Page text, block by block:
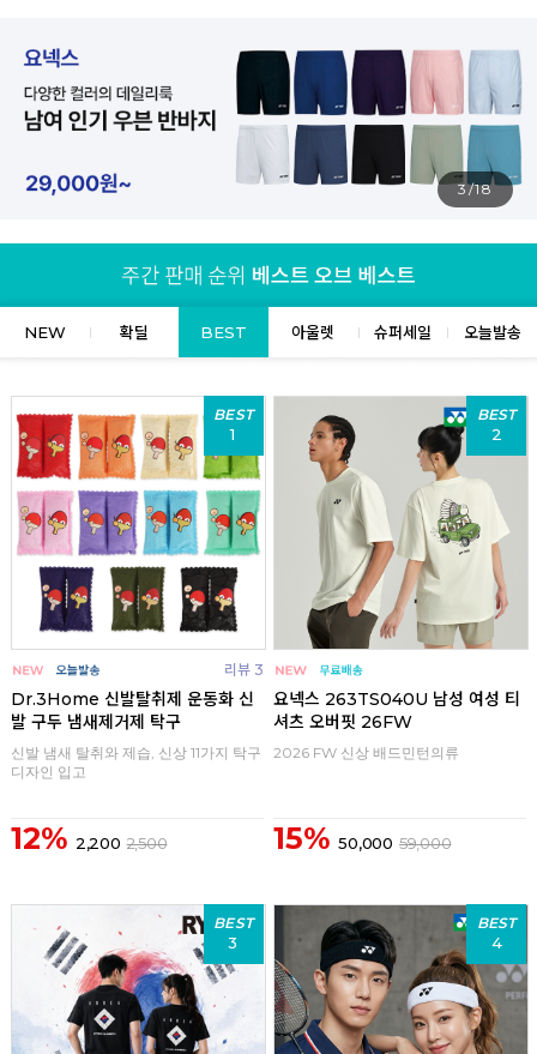
3/18
NEW 확딜 BEST 아울렛 슈퍼세일 오늘발송
BEST
1
리뷰 3
Dr.3Home 신발탈취제 운동화 신
발 구두 냄새제거제 탁구
신발 냄새 탈취와 제습, 신상 11가지 탁구
디자인 입고
12% 2,200 2,500
BEST
2
요넥스 263TS040U 남성 여성 티
셔츠 오버핏 26FW
2026 FW 신상 배드민턴의류
15% 50,000 59,000
BEST
3
BEST
4